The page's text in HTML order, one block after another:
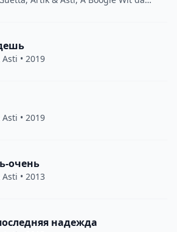
• 2019
• 2019
очень
• 2013
надежда